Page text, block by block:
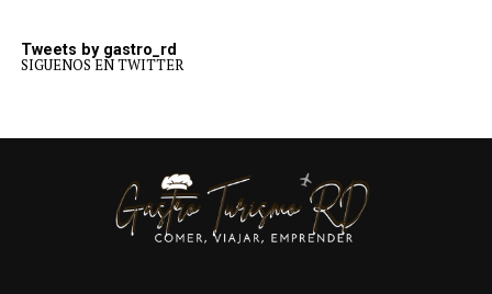
Tweets by gastro_rd
SIGUENOS EN TWITTER